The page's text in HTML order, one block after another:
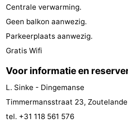
Kerken
-
Vuurtorens
-
Uitkijkpunten
Attracties
-
Speeltuinen
-
Binnenspeeltuinen
-
Centrale verwarming.
Geen balkon aanwezig.
Parkeerplaats aanwezig.
Gratis Wifi
Voor informatie en
L. Sinke - Dingemanse
Timmermansstraat 23, Zoutelande
tel. +31 118 561 576